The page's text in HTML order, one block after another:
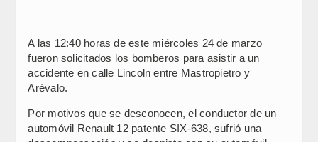
A las 12:40 horas de este miércoles 24 de marzo
fueron solicitados los bomberos para asistir a un
accidente en calle Lincoln entre Mastropietro y
Arévalo.
Por motivos que se desconocen, el conductor de un
automóvil Renault 12 patente SIX-638, sufrió una